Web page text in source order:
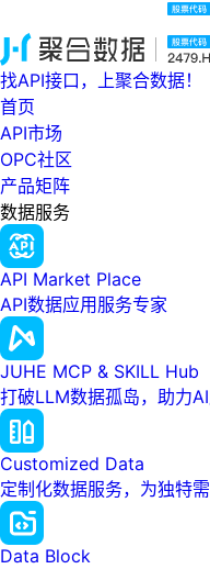
找API接口，上聚合数据！
首页
API市场
OPC社区
产品矩阵
数据服务
API Market Place
API数据应用服务专家
JUHE MCP & SKILL Hub
打破LLM数据孤岛，助力AI
Customized Data
定制化数据服务，为独特
Data Block